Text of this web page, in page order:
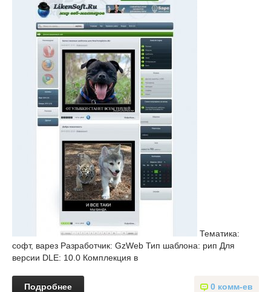
Тематика:
софт, варез Разработчик: GzWeb Тип шаблона: рип Для
версии DLE: 10.0 Комплекция в
0 комм-ев
Подробнее